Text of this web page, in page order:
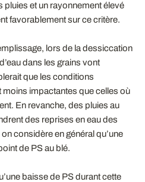
pluies et un rayonnement élevé
favorablement sur ce critère.
lors de la dessiccation
dans les grains vont
que les conditions
impactantes que celles où
En revanche, des pluies au
des reprises en eau des
considère en général qu’une
de PS au blé.
baisse de PS durant cette